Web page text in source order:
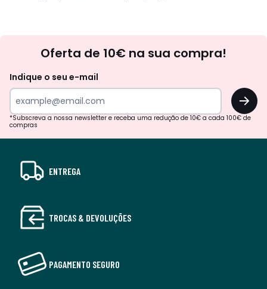
Oferta de 10€ na sua compra!
Indique o seu e-mail
OK
*Subscreva a nossa newsletter e receba uma redução de 10€ a cada 100€ de
compras
ENTREGA
TROCAS & DEVOLUÇÕES
PAGAMENTO SEGURO